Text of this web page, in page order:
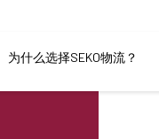
为什么选择SEKO物流？